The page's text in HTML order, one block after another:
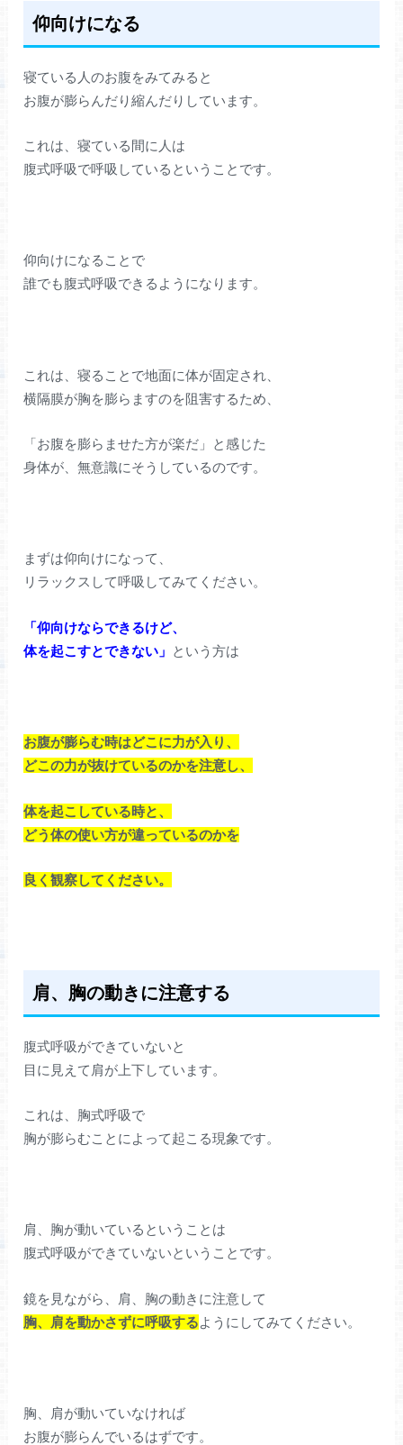
仰向けになる
寝ている人のお腹をみてみると
お腹が膨らんだり縮んだりしています。
これは、寝ている間に人は
腹式呼吸で呼吸しているということです。
仰向けになることで
誰でも腹式呼吸できるようになります。
これは、寝ることで地面に体が固定され、
横隔膜が胸を膨らますのを阻害するため、
「お腹を膨らませた方が楽だ」と感じた
身体が、無意識にそうしているのです。
まずは仰向けになって、
リラックスして呼吸してみてください。
「仰向けならできるけど、
体を起こすとできない」 という方は
お腹が膨らむ時はどこに力が入り、
どこの力が抜けているのかを注意し、
体を起こしている時と、
どう体の使い方が違っているのかを
良く観察してください。
肩、胸の動きに注意する
腹式呼吸ができていないと
目に見えて肩が上下しています。
これは、胸式呼吸で
胸が膨らむことによって起こる現象です。
肩、胸が動いているということは
腹式呼吸ができていないということです。
鏡を見ながら、肩、胸の動きに注意して
胸、肩を動かさずに呼吸するようにしてみてください。
胸、肩が動いていなければ
お腹が膨らんでいるはずです。